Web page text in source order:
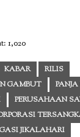
1,020
KABAR
RILIS
GAMBUT
PERUSAHAAN
JIKALAHARI